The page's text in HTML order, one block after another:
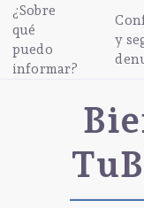
¿Sobre
qué
puedo
informar?
y